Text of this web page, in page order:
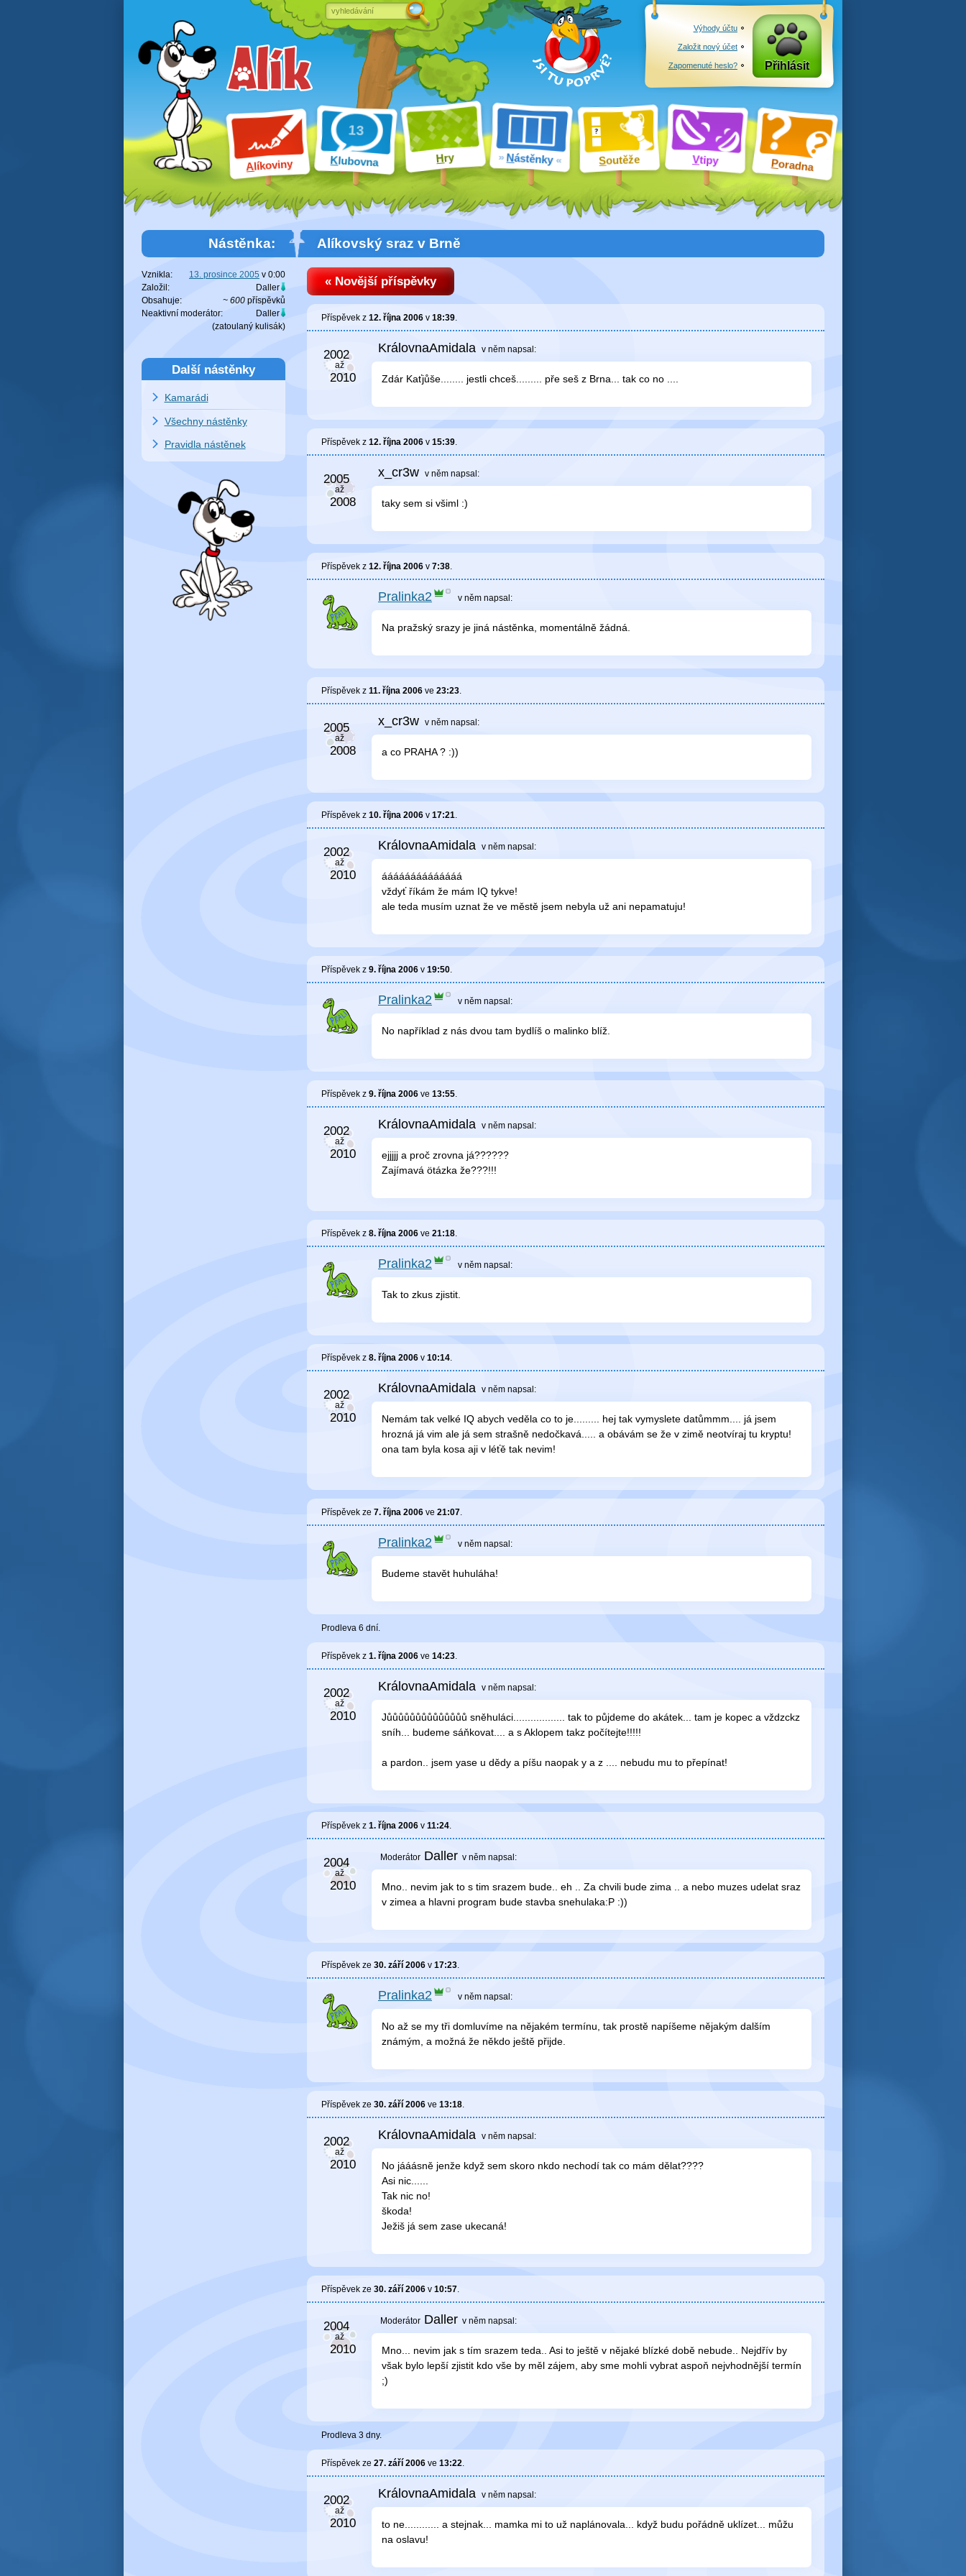
Alíkoviny Klubovna Hry Nástěnky Soutěže Vtipy Poradna
Výhody účtu
Založit nový účet
Zapomenuté heslo? Přihlásit
Alíkovský sraz v Brně
« Novější příspěvky
Příspěvek z 12. října 2006 v 18:39.
KrálovnaAmidala v něm napsal:
Zdár Kaťjůše........ jestli chceš......... pře seš z Brna... tak co no ....
Příspěvek z 12. října 2006 v 15:39.
x_cr3w v něm napsal:
taky sem si všiml :)
Příspěvek z 12. října 2006 v 7:38.
Pralinka2 v něm napsal:
Na pražský srazy je jiná nástěnka, momentálně žádná.
Příspěvek z 11. října 2006 ve 23:23.
x_cr3w v něm napsal:
a co PRAHA ? :))
Příspěvek z 10. října 2006 v 17:21.
KrálovnaAmidala v něm napsal:
áááááááááááááá
vždyť říkám že mám IQ tykve!
ale teda musím uznat že ve městě jsem nebyla už ani nepamatuju!
Příspěvek z 9. října 2006 v 19:50.
Pralinka2 v něm napsal:
No například z nás dvou tam bydlíš o malinko blíž.
Příspěvek z 9. října 2006 ve 13:55.
KrálovnaAmidala v něm napsal:
ejjjjj a proč zrovna já??????
Zajímavá ötázka že???!!!
Příspěvek z 8. října 2006 ve 21:18.
Pralinka2 v něm napsal:
Tak to zkus zjistit.
Příspěvek z 8. října 2006 v 10:14.
KrálovnaAmidala v něm napsal:
Nemám tak velké IQ abych veděla co to je......... hej tak vymyslete datůmmm.... já jsem
hrozná já vim ale já sem strašně nedočkavá..... a obávám se že v zimě neotvíraj tu kryptu!
ona tam byla kosa aji v léťě tak nevim!
Příspěvek ze 7. října 2006 ve 21:07.
Pralinka2 v něm napsal:
Budeme stavět huhuláha!
Prodleva 6 dní.
Příspěvek z 1. října 2006 ve 14:23.
KrálovnaAmidala v něm napsal:
Jůůůůůůůůůůůůůů sněhuláci.................. tak to půjdeme do akátek... tam je kopec a vždzckz
sníh... budeme sáňkovat.... a s Aklopem takz počítejte!!!!!
a pardon.. jsem yase u dědy a píšu naopak y a z .... nebudu mu to přepínat!
Příspěvek z 1. října 2006 v 11:24.
Daller v něm napsal:
Mno.. nevim jak to s tim srazem bude.. eh .. Za chvili bude zima .. a nebo muzes udelat sraz
v zimea a hlavni program bude stavba snehulaka:P :))
Příspěvek ze 30. září 2006 v 17:23.
Pralinka2 v něm napsal:
No až se my tři domluvíme na nějakém termínu, tak prostě napíšeme nějakým dalším
známým, a možná že někdo ještě přijde.
Příspěvek ze 30. září 2006 ve 13:18.
KrálovnaAmidala v něm napsal:
No jááásně jenže když sem skoro nkdo nechodí tak co mám dělat????
Asi nic......
Tak nic no!
škoda!
Ježiš já sem zase ukecaná!
Příspěvek ze 30. září 2006 v 10:57.
Daller v něm napsal:
Mno... nevim jak s tím srazem teda.. Asi to ještě v nějaké blízké době nebude.. Nejdřív by
však bylo lepší zjistit kdo vše by měl zájem, aby sme mohli vybrat aspoň nejvhodnější termín
;)
Prodleva 3 dny.
Příspěvek ze 27. září 2006 ve 13:22.
KrálovnaAmidala v něm napsal:
to ne............ a stejnak... mamka mi to už naplánovala... když budu pořádně uklízet... můžu
na oslavu!
Nástěnka:
Vznikla: 13. prosince 2005 v 0:00
Založil:
Daller
Obsahuje:
~ 600 příspěvků
Neaktivní moderátor:
Daller
(zatoulaný kulisák)
Další nástěnky
Kamarádi
Všechny nástěnky
Pravidla nástěnek